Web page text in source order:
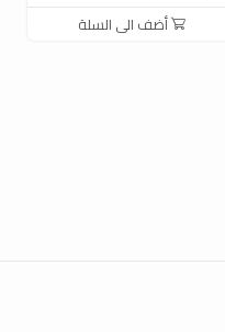
أضف الى السلة